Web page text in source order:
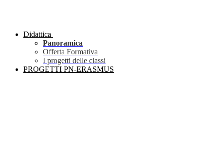
Didattica
Panoramica
Offerta Formativa
I progetti delle classi
PROGETTI PN-ERASMUS